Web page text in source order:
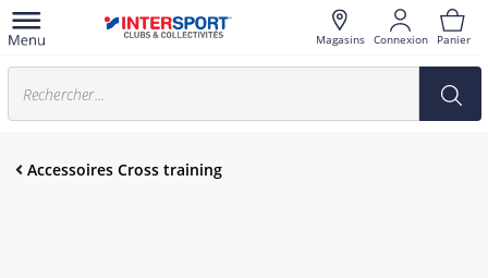
Magasins Connexion Panier
Accessoires Cross training